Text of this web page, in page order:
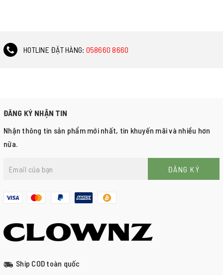
HOTLINE ĐẶT HÀNG: 058660 8660
Ship COD toàn quốc
ĐĂNG KÝ NHẬN TIN
Nhận thông tin sản phẩm mới nhất, tin khuyến mãi và nhiều hơn
nữa.
ĐĂNG KÝ